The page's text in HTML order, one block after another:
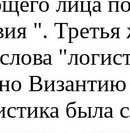
". Третья
была